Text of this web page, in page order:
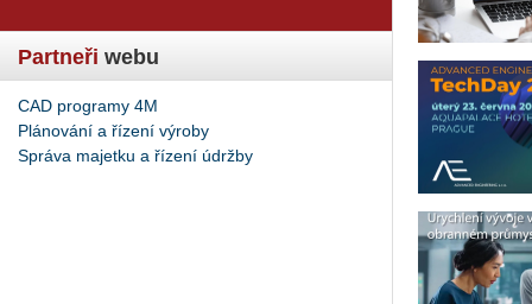
Partneři webu
CAD programy 4M
Plánování a řízení výroby
Správa majetku a řízení údržby